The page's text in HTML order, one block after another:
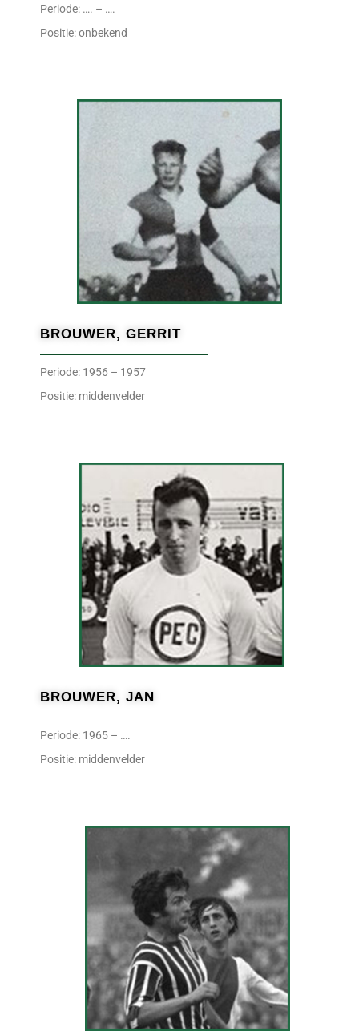
Periode: …. – ….
Positie: onbekend
BROUWER, GERRIT
Periode: 1956 – 1957
Positie: middenvelder
BROUWER, JAN
Periode: 1965 – ….
Positie: middenvelder